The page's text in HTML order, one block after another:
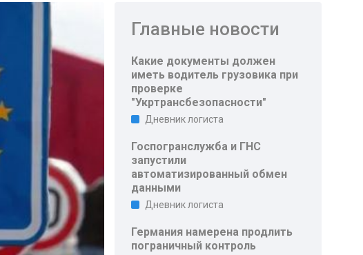
Главные новости
Какие документы должен
иметь водитель грузовика при
проверке
"Укртрансбезопасности"
Дневник логиста
Госпогранслужба и ГНС
запустили
автоматизированный обмен
данными
Дневник логиста
Германия намерена продлить
пограничный контроль